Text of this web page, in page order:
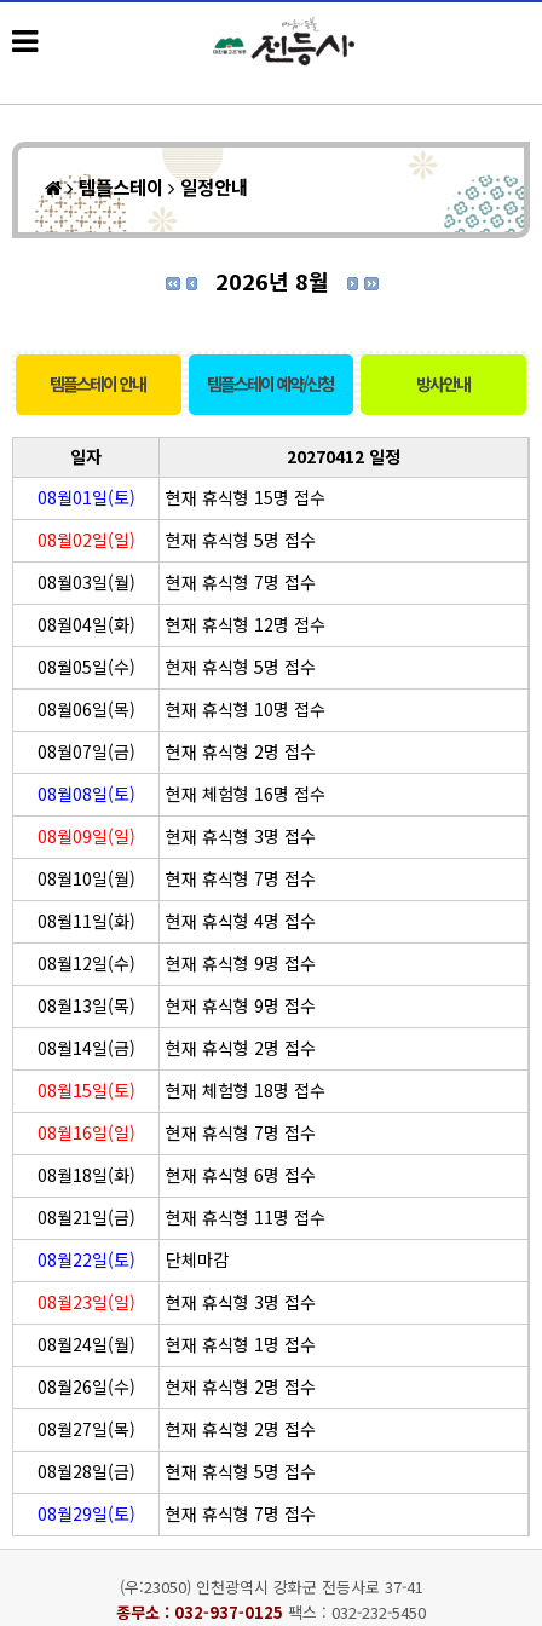
템플스테이 일정안내
2026년 8월
템플스테이 안내 템플스테이 예약/신청 방사안내
일자
20270412 일정
08월01일(토)
현재 휴식형 15명 접수
08월02일(일)
현재 휴식형 5명 접수
08월03일(월)
현재 휴식형 7명 접수
08월04일(화)
현재 휴식형 12명 접수
08월05일(수)
현재 휴식형 5명 접수
08월06일(목)
현재 휴식형 10명 접수
08월07일(금)
현재 휴식형 2명 접수
08월08일(토)
현재 체험형 16명 접수
08월09일(일)
현재 휴식형 3명 접수
08월10일(월)
현재 휴식형 7명 접수
08월11일(화)
현재 휴식형 4명 접수
08월12일(수)
현재 휴식형 9명 접수
08월13일(목)
현재 휴식형 9명 접수
08월14일(금)
현재 휴식형 2명 접수
08월15일(토)
현재 체험형 18명 접수
08월16일(일)
현재 휴식형 7명 접수
08월18일(화)
현재 휴식형 6명 접수
08월21일(금)
현재 휴식형 11명 접수
08월22일(토)
단체마감
08월23일(일)
현재 휴식형 3명 접수
08월24일(월)
현재 휴식형 1명 접수
08월26일(수)
현재 휴식형 2명 접수
08월27일(목)
현재 휴식형 2명 접수
08월28일(금)
현재 휴식형 5명 접수
08월29일(토)
현재 휴식형 7명 접수
(우:23050) 인천광역시 강화군 전등사로 37-41
종무소 : 032-937-0125 팩스 : 032-232-5450